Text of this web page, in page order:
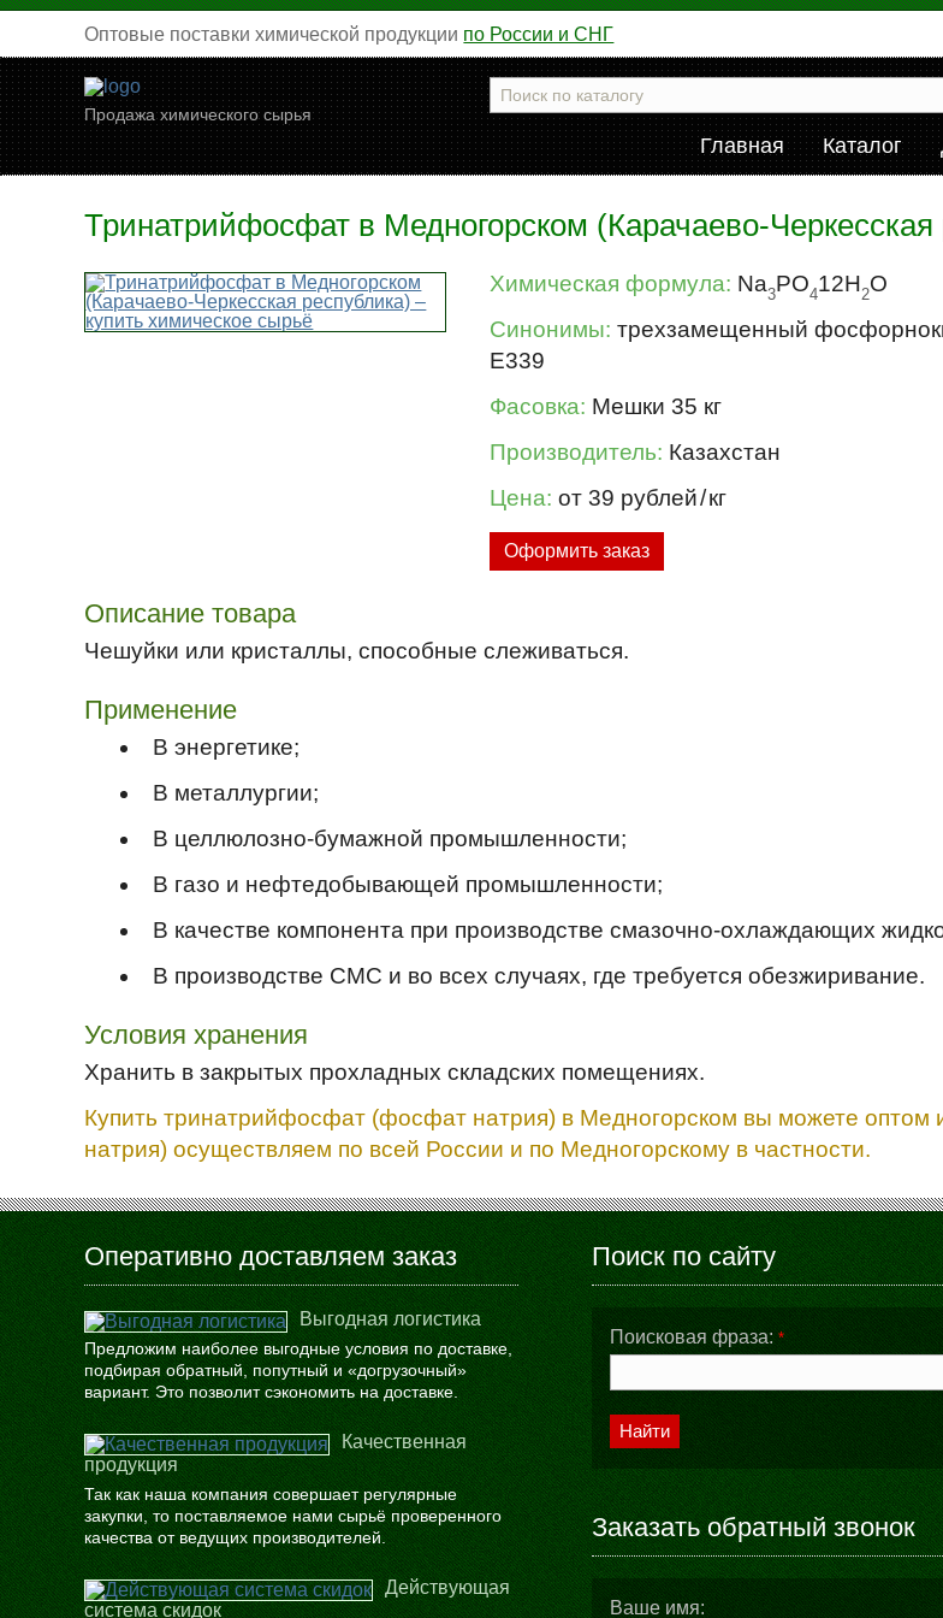
Оптовые поставки химической продукции по России и СНГ
Продажа химического сырья
Главная Каталог
Тринатрийфосфат в Медногорском (Карачаево-
Химическая формула: Na3PO412H2O
Синонимы: трехзамещенный
E339
Фасовка: Мешки 35 кг
Производитель: Казахстан
Цена: от 39 рублей/кг
Оформить заказ
Описание товара
Чешуйки или кристаллы, способные слеживаться.
Применение
В энергетике;
В металлургии;
В целлюлозно-бумажной промышленности;
В газо и нефтедобывающей промышленности;
В качестве компонента при производстве смазочно-охлаждающих
В производстве СМС и во всех случаях, где требуется обезжиривание.​
Условия хранения
Хранить в закрытых прохладных складских помещениях.
Купить тринатрийфосфат (фосфат натрия) в Медногорском вы можете
натрия) осуществляем по всей России и по Медногорскому в частности.
Оперативно доставляем заказ
Выгодная логистика
Предложим наиболее выгодные условия по доставке,
подбирая обратный, попутный и «догрузочный»
вариант. Это позволит сэкономить на доставке.
Качественная
продукция
Так как наша компания совершает регулярные
закупки, то поставляемое нами сырьё проверенного
качества от ведущих производителей.
Действующая
система скидок
Поиск по сайту
Поисковая фраза: *
Найти
Заказать обратный звонок
Ваше имя: